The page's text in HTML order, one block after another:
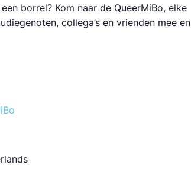
borrel? Kom naar de QueerMiBo, elke
collega’s en vrienden mee en